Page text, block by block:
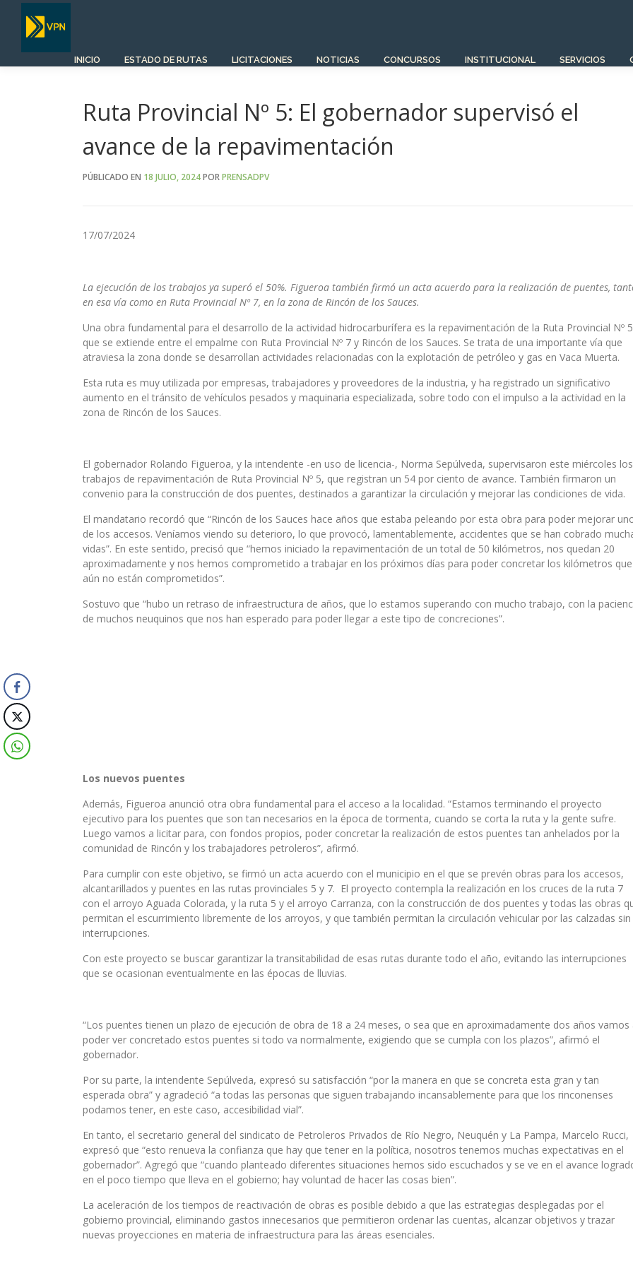
Saltar
contenido
INICIO ESTADO DE RUTAS LICITACIONES NOTICIAS CONCURSOS INSTITUCIONAL SERVICIOS
Ruta Provincial Nº 5: El gobernador supervisó el
avance de la repavimentación
PÚBLICADO EN 18 JULIO, 2024PORPRENSADPV
17/07/2024
La ejecución de los trabajos ya superó el 50%. Figueroa también firmó un acta acuerdo para la realización de puentes,
en esa vía como en Ruta Provincial Nº 7, en la zona de Rincón de los Sauces.
Una obra fundamental para el desarrollo de la actividad hidrocarburífera es la repavimentación de la Ruta Provincial Nº
que se extiende entre el empalme con Ruta Provincial Nº 7 y Rincón de los Sauces. Se trata de una importante vía que
atraviesa la zona donde se desarrollan actividades relacionadas con la explotación de petróleo y gas en Vaca Muerta.
Esta ruta es muy utilizada por empresas, trabajadores y proveedores de la industria, y ha registrado un significativo
aumento en el tránsito de vehículos pesados y maquinaria especializada, sobre todo con el impulso a la actividad en la
zona de Rincón de los Sauces.
El gobernador Rolando Figueroa, y la intendente -en uso de licencia-, Norma Sepúlveda, supervisaron este miércoles los
trabajos de repavimentación de Ruta Provincial Nº 5, que registran un 54 por ciento de avance. También firmaron un
convenio para la construcción de dos puentes, destinados a garantizar la circulación y mejorar las condiciones de vida.
El mandatario recordó que “Rincón de los Sauces hace años que estaba peleando por esta obra para poder mejorar
de los accesos. Veníamos viendo su deterioro, lo que provocó, lamentablemente, accidentes que se han cobrado
vidas”. En este sentido, precisó que “hemos iniciado la repavimentación de un total de 50 kilómetros, nos quedan 20
aproximadamente y nos hemos comprometido a trabajar en los próximos días para poder concretar los kilómetros que
aún no están comprometidos”.
Sostuvo que “hubo un retraso de infraestructura de años, que lo estamos superando con mucho trabajo, con la
de muchos neuquinos que nos han esperado para poder llegar a este tipo de concreciones”.
Los nuevos puentes
Además, Figueroa anunció otra obra fundamental para el acceso a la localidad. “Estamos terminando el proyecto
ejecutivo para los puentes que son tan necesarios en la época de tormenta, cuando se corta la ruta y la gente sufre.
Luego vamos a licitar para, con fondos propios, poder concretar la realización de estos puentes tan anhelados por la
comunidad de Rincón y los trabajadores petroleros”, afirmó.
Para cumplir con este objetivo, se firmó un acta acuerdo con el municipio en el que se prevén obras para los accesos,
alcantarillados y puentes en las rutas provinciales 5 y 7. El proyecto contempla la realización en los cruces de la ruta 7
con el arroyo Aguada Colorada, y la ruta 5 y el arroyo Carranza, con la construcción de dos puentes y todas las obras
permitan el escurrimiento libremente de los arroyos, y que también permitan la circulación vehicular por las calzadas sin
interrupciones.
Con este proyecto se buscar garantizar la transitabilidad de esas rutas durante todo el año, evitando las interrupciones
que se ocasionan eventualmente en las épocas de lluvias.
“Los puentes tienen un plazo de ejecución de obra de 18 a 24 meses, o sea que en aproximadamente dos años vamos
poder ver concretado estos puentes si todo va normalmente, exigiendo que se cumpla con los plazos”, afirmó el
gobernador.
Por su parte, la intendente Sepúlveda, expresó su satisfacción “por la manera en que se concreta esta gran y tan
esperada obra” y agradeció “a todas las personas que siguen trabajando incansablemente para que los rinconenses
podamos tener, en este caso, accesibilidad vial”.
En tanto, el secretario general del sindicato de Petroleros Privados de Río Negro, Neuquén y La Pampa, Marcelo Rucci,
expresó que “esto renueva la confianza que hay que tener en la política, nosotros tenemos muchas expectativas en el
gobernador”. Agregó que “cuando planteado diferentes situaciones hemos sido escuchados y se ve en el avance
en el poco tiempo que lleva en el gobierno; hay voluntad de hacer las cosas bien”.
La aceleración de los tiempos de reactivación de obras es posible debido a que las estrategias desplegadas por el
gobierno provincial, eliminando gastos innecesarios que permitieron ordenar las cuentas, alcanzar objetivos y trazar
nuevas proyecciones en materia de infraestructura para las áreas esenciales.